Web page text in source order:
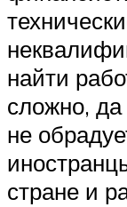
найти
сложно,
не
стране и